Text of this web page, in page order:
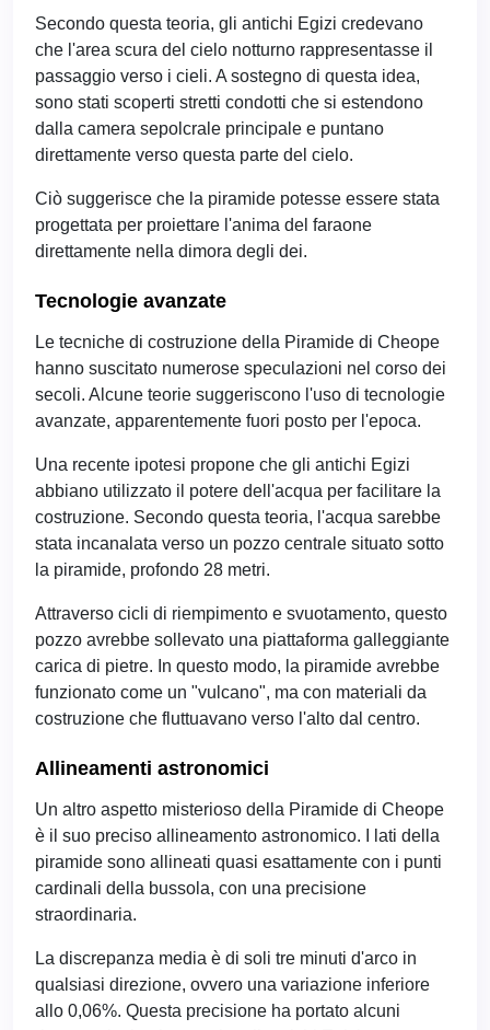
Secondo questa teoria, gli antichi Egizi credevano
che l'area scura del cielo notturno rappresentasse il
passaggio verso i cieli. A sostegno di questa idea,
sono stati scoperti stretti condotti che si estendono
dalla camera sepolcrale principale e puntano
direttamente verso questa parte del cielo.
Ciò suggerisce che la piramide potesse essere stata
progettata per proiettare l'anima del faraone
direttamente nella dimora degli dei.
Tecnologie avanzate
Le tecniche di costruzione della Piramide di Cheope
hanno suscitato numerose speculazioni nel corso dei
secoli. Alcune teorie suggeriscono l'uso di tecnologie
avanzate, apparentemente fuori posto per l'epoca.
Una recente ipotesi propone che gli antichi Egizi
abbiano utilizzato il potere dell'acqua per facilitare la
costruzione. Secondo questa teoria, l'acqua sarebbe
stata incanalata verso un pozzo centrale situato sotto
la piramide, profondo 28 metri.
Attraverso cicli di riempimento e svuotamento, questo
pozzo avrebbe sollevato una piattaforma galleggiante
carica di pietre. In questo modo, la piramide avrebbe
funzionato come un "vulcano", ma con materiali da
costruzione che fluttuavano verso l'alto dal centro.
Allineamenti astronomici
Un altro aspetto misterioso della Piramide di Cheope
è il suo preciso allineamento astronomico. I lati della
piramide sono allineati quasi esattamente con i punti
cardinali della bussola, con una precisione
straordinaria.
La discrepanza media è di soli tre minuti d'arco in
qualsiasi direzione, ovvero una variazione inferiore
allo 0,06%. Questa precisione ha portato alcuni